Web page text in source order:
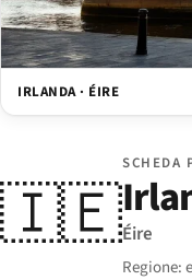
IRLANDA · ÉIRE
🇮🇪
SCHEDA
Éire
Regione: